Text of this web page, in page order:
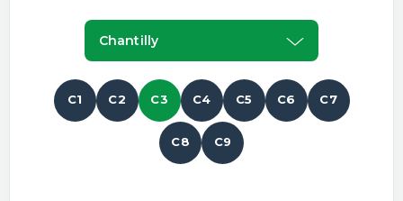
Chantilly
C1 C2 C3 C4 C5 C6 C7
C8 C9